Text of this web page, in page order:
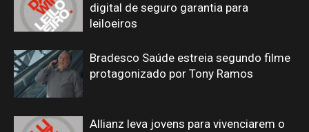
digital de seguro garantia para
leiloeiros
Bradesco Saúde estreia segundo filme
protagonizado por Tony Ramos
Allianz leva jovens para vivenciarem o